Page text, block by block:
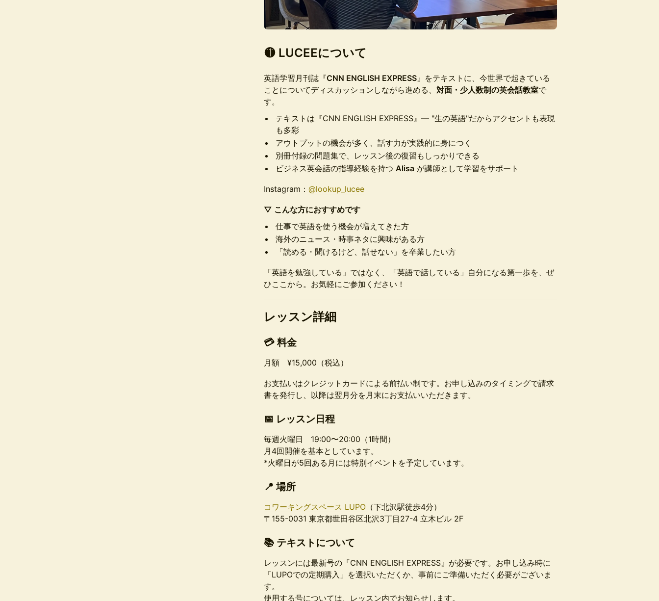
🟡 LUCEEについて
英語学習月刊誌『CNN ENGLISH EXPRESS』をテキストに、今世界で起きている
ことについてディスカッションしながら進める、 対面・少人数制の英会話教室で
す。
テキストは『CNN ENGLISH EXPRESS』— "生の英語"だからアクセントも表現
も多彩
アウトプットの機会が多く、話す力が実践的に身につく
別冊付録の問題集で、レッスン後の復習もしっかりできる
ビジネス英会話の指導経験を持つ Alisa が講師として学習をサポート
Instagram： @lookup_lucee
▽ こんな方におすすめです
仕事で英語を使う機会が増えてきた方
海外のニュース・時事ネタに興味がある方
「読める・聞けるけど、話せない」を卒業したい方
「英語を勉強している」ではなく、「英語で話している」自分になる第一歩を、ぜ
ひここから。お気軽にご参加ください！
レッスン詳細
💳 料金
月額 ¥15,000（税込）
お支払いはクレジットカードによる前払い制です。お申し込みのタイミングで請求
書を発行し、以降は翌月分を月末にお支払いいただきます。
📅 レッスン日程
毎週火曜日 19:00〜20:00（1時間）
月4回開催を基本としています。
*火曜日が5回ある月には特別イベントを予定しています。
📍 場所
コワーキングスペース LUPO （下北沢駅徒歩4分）
〒155-0031 東京都世田谷区北沢3丁目27-4 立木ビル 2F
📚 テキストについて
レッスンには最新号の『CNN ENGLISH EXPRESS』が必要です。お申し込み時に
「LUPOでの定期購入」を選択いただくか、事前にご準備いただく必要がございま
す。
使用する号については、レッスン内でお知らせします。